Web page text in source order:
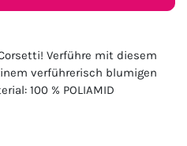
Verführe mit diesem
verführerisch blumigen
100 % POLIAMID